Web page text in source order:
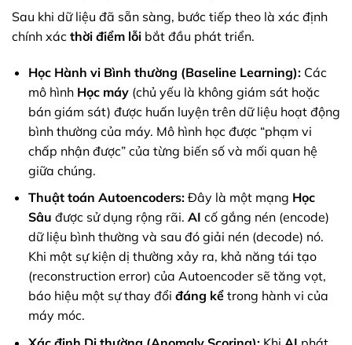
Sau khi dữ liệu đã sẵn sàng, bước tiếp theo là xác định
chính xác thời điểm lỗi bắt đầu phát triển.
Học Hành vi Bình thường (Baseline Learning):Các
mô hình Học máy(chủ yếu là không giám sát hoặc
bán giám sát) được huấn luyện trên dữ liệu hoạt động
bình thường của máy. Mô hình học được “phạm vi
chấp nhận được” của từng biến số và mối quan hệ
giữa chúng.
Thuật toán Autoencoders:Đây là một mạng Học
Sâu được sử dụng rộng rãi. AI cố gắng nén (encode)
dữ liệu bình thường và sau đó giải nén (decode) nó.
Khi một sự kiện dị thường xảy ra, khả năng tái tạo
(reconstruction error) của Autoencoder sẽ tăng vọt,
báo hiệu một sự thay đổi đáng kểtrong hành vi của
máy móc.